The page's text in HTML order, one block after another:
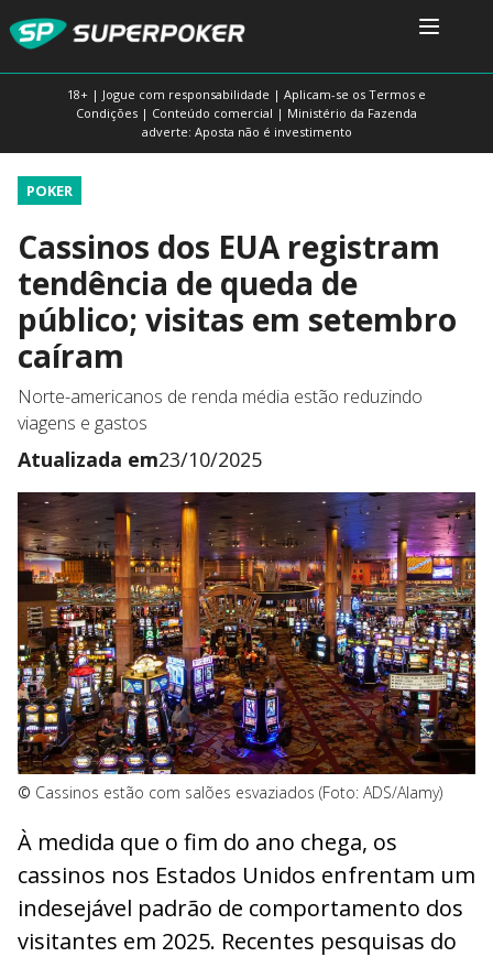
18+ | Jogue com responsabilidade | Aplicam-se os Termos e
Condições | Conteúdo comercial | Ministério da Fazenda
adverte: Aposta não é investimento
POKER
Cassinos dos EUA registram
tendência de queda de
público; visitas em setembro
caíram
Norte-americanos de renda média estão reduzindo
viagens e gastos
Atualizada em23/10/2025
© Cassinos estão com salões esvaziados (Foto: ADS/Alamy)
À medida que o fim do ano chega, os
cassinos nos Estados Unidos enfrentam um
indesejável padrão de comportamento dos
visitantes em 2025. Recentes pesquisas do